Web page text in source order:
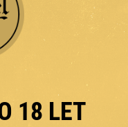
18 LET